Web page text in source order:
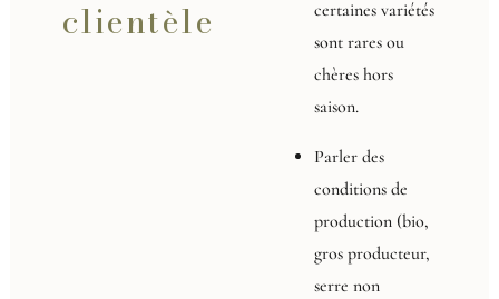
clientèle
certaines variétés
sont rares ou
chères hors
saison.
Parler des
conditions de
production (bio,
gros producteur,
serre non